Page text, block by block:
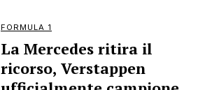
FORMULA 1
La Mercedes ritira il
ricorso, Verstappen